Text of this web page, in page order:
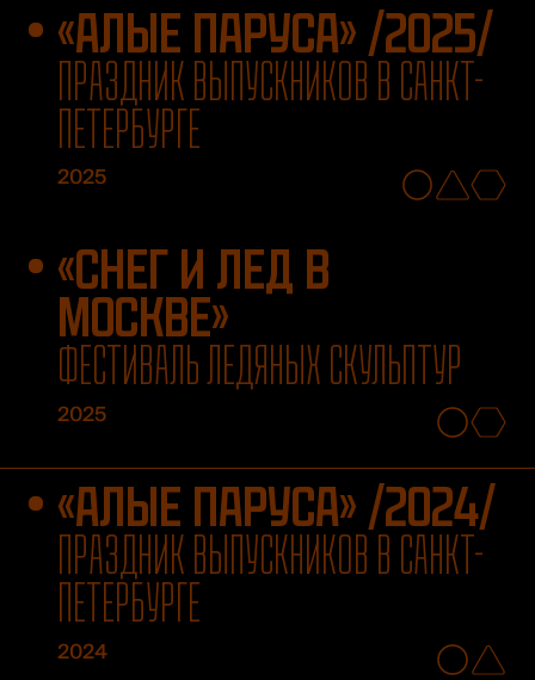
«АЛЫЕ ПАРУСА» /2025/
ПРАЗДНИК ВЫПУСКНИКОВ В САНКТ-
ПЕТЕРБУРГЕ
2025
«СНЕГ И ЛЕД В
МОСКВЕ»
ФЕСТИВАЛЬ ЛЕДЯНЫХ СКУЛЬПТУР
2025
«АЛЫЕ ПАРУСА» /2024/
ПРАЗДНИК ВЫПУСКНИКОВ В САНКТ-
ПЕТЕРБУРГЕ
2024